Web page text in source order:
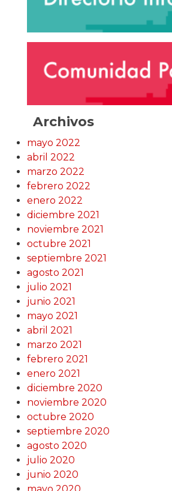
Archivos
mayo 2022
abril 2022
marzo 2022
febrero 2022
enero 2022
diciembre 2021
noviembre 2021
octubre 2021
septiembre 2021
agosto 2021
julio 2021
junio 2021
mayo 2021
abril 2021
marzo 2021
febrero 2021
enero 2021
diciembre 2020
noviembre 2020
octubre 2020
septiembre 2020
agosto 2020
julio 2020
junio 2020